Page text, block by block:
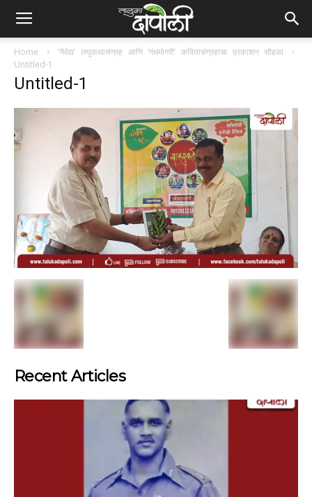
Home
‘नैवेद्य’ लघुकथासंग्रह आणि ‘गंधमोगरी’ कवितासंग्रहाचा प्रकाशन सोहळा
Untitled-1
Untitled-1
Recent Articles